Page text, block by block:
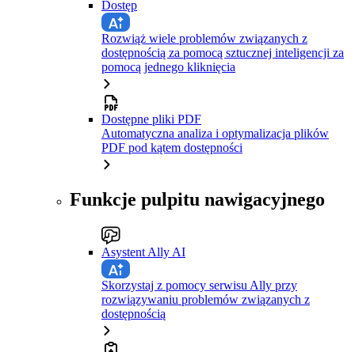
Dostęp
Rozwiąż wiele problemów związanych z
dostępnością za pomocą sztucznej inteligencji za
pomocą jednego kliknięcia
Dostępne pliki PDF
Automatyczna analiza i optymalizacja plików
PDF pod kątem dostępności
Funkcje pulpitu nawigacyjnego
Asystent Ally AI
Skorzystaj z pomocy serwisu Ally przy
rozwiązywaniu problemów związanych z
dostępnością